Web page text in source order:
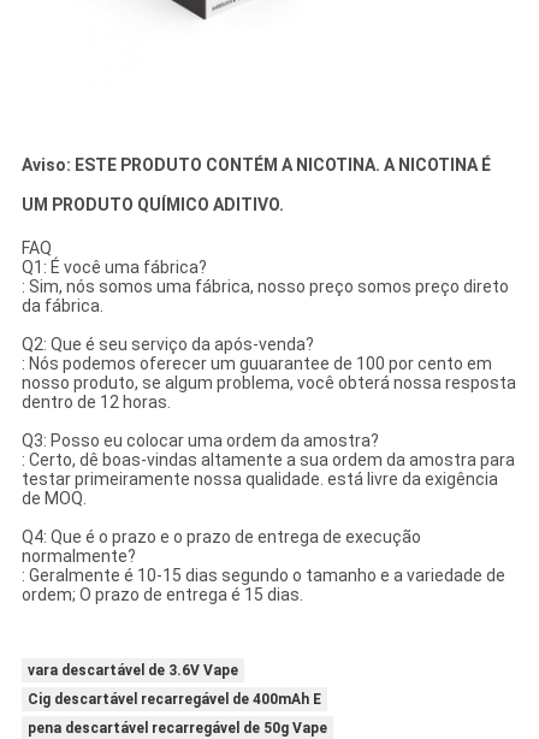
Aviso: ESTE PRODUTO CONTÉM A NICOTINA. A NICOTINA É
UM PRODUTO QUÍMICO ADITIVO.
FAQ
Q1: É você uma fábrica?
: Sim, nós somos uma fábrica, nosso preço somos preço direto
da fábrica.
Q2: Que é seu serviço da após-venda?
: Nós podemos oferecer um guuarantee de 100 por cento em
nosso produto, se algum problema, você obterá nossa resposta
dentro de 12 horas.
Q3: Posso eu colocar uma ordem da amostra?
: Certo, dê boas-vindas altamente a sua ordem da amostra para
testar primeiramente nossa qualidade. está livre da exigência
de MOQ.
Q4: Que é o prazo e o prazo de entrega de execução
normalmente?
: Geralmente é 10-15 dias segundo o tamanho e a variedade de
ordem; O prazo de entrega é 15 dias.
vara descartável de 3.6V Vape
Cig descartável recarregável de 400mAh E
pena descartável recarregável de 50g Vape